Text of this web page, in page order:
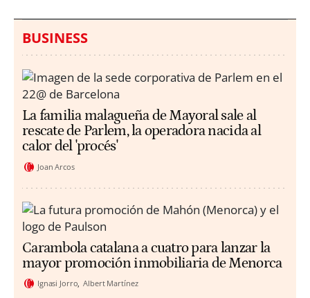
BUSINESS
La familia malagueña de Mayoral sale al
rescate de Parlem, la operadora nacida al
calor del 'procés'
Joan Arcos
Carambola catalana a cuatro para lanzar la
mayor promoción inmobiliaria de Menorca
Ignasi Jorro Albert Martínez